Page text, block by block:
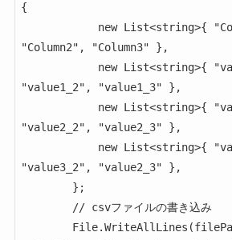
{
"Column2", "Column3" },
"value1_2", "value1_3" },
"value2_2", "value2_3" },
"value3_2", "value2_3" },